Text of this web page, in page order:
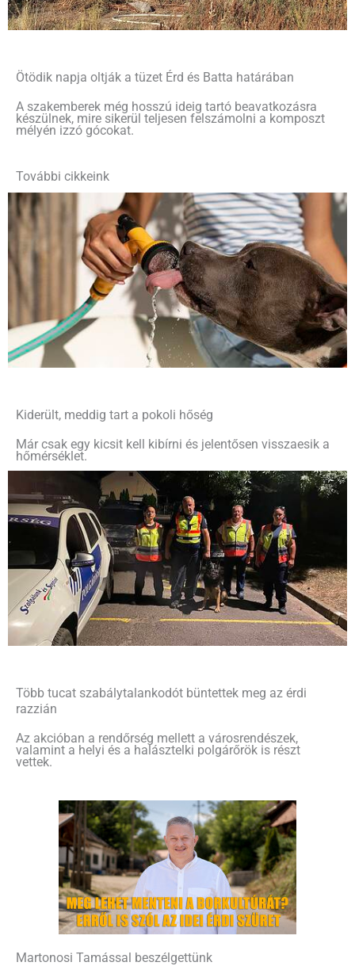
Ötödik napja oltják a tüzet Érd és Batta határában
A szakemberek még hosszú ideig tartó beavatkozásra
készülnek, mire sikerül teljesen felszámolni a komposzt
mélyén izzó gócokat.
További cikkeink
Kiderült, meddig tart a pokoli hőség
Már csak egy kicsit kell kibírni és jelentősen visszaesik a
hőmérséklet.
Több tucat szabálytalankodót büntettek meg az érdi
razzián
Az akcióban a rendőrség mellett a városrendészek,
valamint a helyi és a halásztelki polgárőrök is részt
vettek.
Martonosi Tamással beszélgettünk